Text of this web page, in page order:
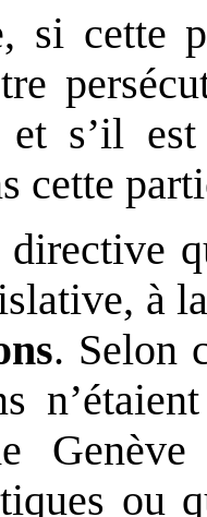
si cette
s’il est
cette
directive
à
. Selon
ou